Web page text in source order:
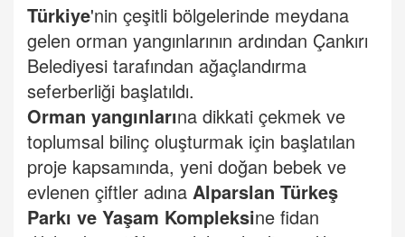
Türkiye'nin çeşitli bölgelerinde meydana
gelen orman yangınlarının ardından Çankırı
Belediyesi tarafından ağaçlandırma
seferberliği başlatıldı.
Orman yangınlarına dikkati çekmek ve
toplumsal bilinç oluşturmak için başlatılan
proje kapsamında, yeni doğan bebek ve
evlenen çiftler adına Alparslan Türkeş
Parkı ve Yaşam Kompleksine fidan